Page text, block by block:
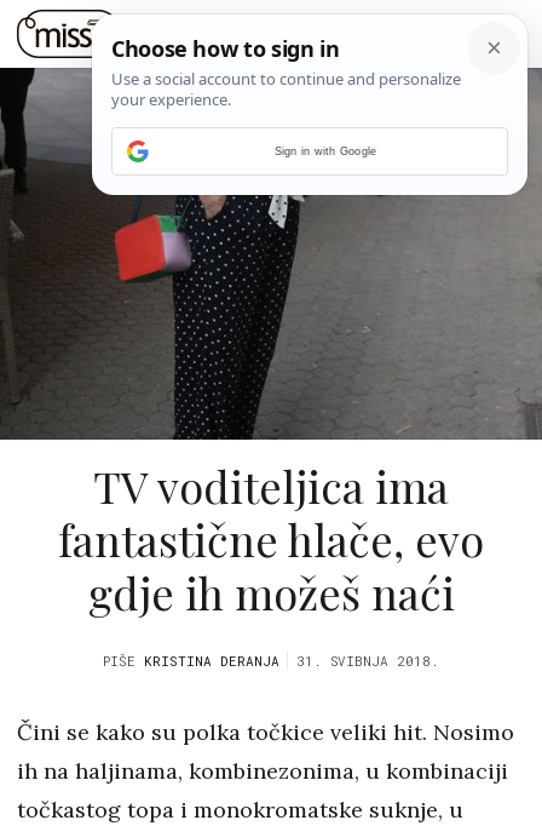
TV voditeljica ima
fantastične hlače, evo
gdje ih možeš naći
PIŠE KRISTINA DERANJA 31. SVIBNJA 2018.
Čini se kako su polka točkice veliki hit. Nosimo
ih na haljinama, kombinezonima, u kombinaciji
točkastog topa i monokromatske suknje, u
Sign in with Google